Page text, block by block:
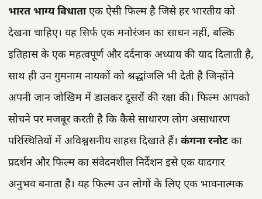
भारत भाग्य विधाताएक ऐसी फिल्म है जिसे हर भारतीय को
देखना चाहिए। यह सिर्फ एक मनोरंजन का साधन नहीं, बल्कि
इतिहास के एक महत्वपूर्ण और दर्दनाक अध्याय की याद दिलाती है,
साथ ही उन गुमनाम नायकों को श्रद्धांजलि भी देती है जिन्होंने
अपनी जान जोखिम में डालकर दूसरों की रक्षा की। फिल्म आपको
सोचने पर मजबूर करती है कि कैसे साधारण लोग असाधारण
परिस्थितियों में अविश्वसनीय साहस दिखाते हैं। कंगना रनोट का
प्रदर्शन और फिल्म का संवेदनशील निर्देशन इसे एक यादगार
अनुभव बनाता है। यह फिल्म उन लोगों के लिए एक भावनात्मक